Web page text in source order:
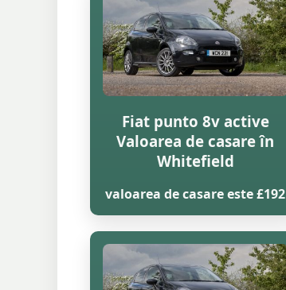
Fiat punto 8v active
Valoarea de casare în
Whitefield
valoarea de casare este £192